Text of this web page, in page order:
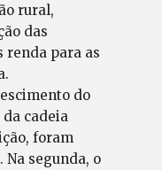
rural,
das
renda para as
do
cadeia
foram
segunda, o